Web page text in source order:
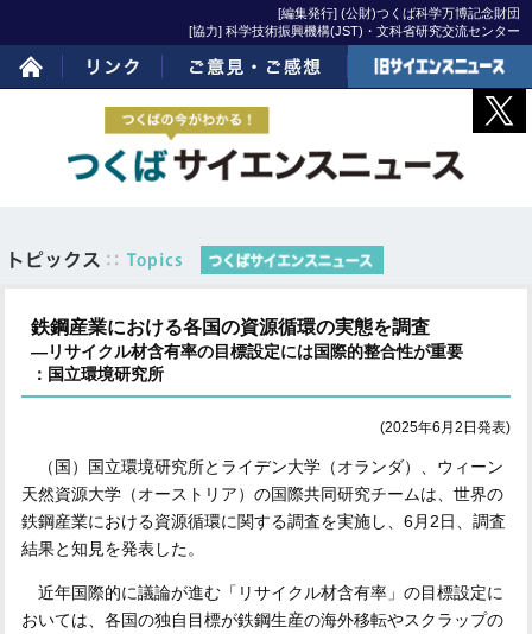
[編集発行] (公財)つくば科学万博記念財団
[協力] 科学技術振興機構(JST)・文科省研究交流センター
ホーム リンク ご意見・ご感想
旧サイエンスニュー
鉄鋼産業における各国の資源循環の実態を調査
―リサイクル材含有率の目標設定には国際的整合性が重要
：国立環境研究所
(2025年6月2日発表)
（国）国立環境研究所とライデン大学（オランダ）、ウィーン
天然資源大学（オーストリア）の国際共同研究チームは、世界の
鉄鋼産業における資源循環に関する調査を実施し、6月2日、調査
結果と知見を発表した。
近年国際的に議論が進む「リサイクル材含有率」の目標設定に
おいては、各国の独自目標が鉄鋼生産の海外移転やスクラップの